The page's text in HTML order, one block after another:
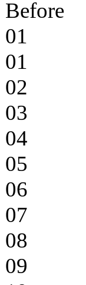
Before
01
01
02
03
04
05
06
07
08
09